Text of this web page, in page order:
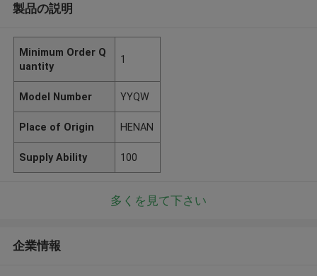
製品の説明
Minimum Order Q
uantity
1
Model Number YYQW
Place of Origin HENAN
Supply Ability 100
多くを見て下さい
企業情報